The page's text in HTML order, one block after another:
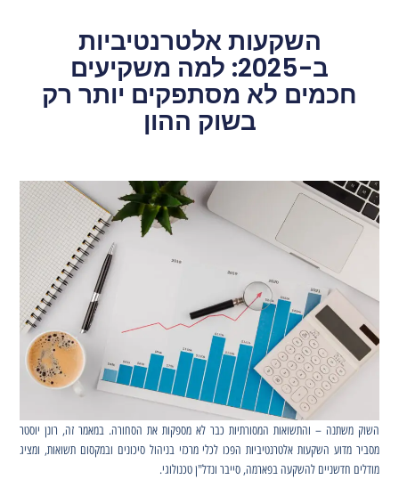
השקעות אלטרנטיביות
ב-2025: למה משקיעים
חכמים לא מסתפקים יותר רק
בשוק ההון
השוק משתנה – והתשואות המסורתיות כבר לא מספקות את הסחורה. במאמר זה, רונן יוסטר
מסביר מדוע השקעות אלטרנטיביות הפכו לכלי מרכזי בניהול סיכונים ובמקסום תשואות, ומציג
מודלים חדשניים להשקעה בפארמה, סייבר ונדל"ן טכנולוגי.